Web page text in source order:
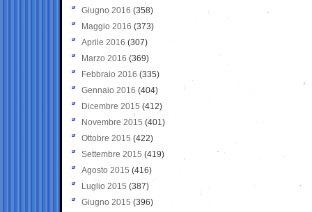
Giugno 2016 (358)
Maggio 2016 (373)
Aprile 2016 (307)
Marzo 2016 (369)
Febbraio 2016 (335)
Gennaio 2016 (404)
Dicembre 2015 (412)
Novembre 2015 (401)
Ottobre 2015 (422)
Settembre 2015 (419)
Agosto 2015 (416)
Luglio 2015 (387)
Giugno 2015 (396)